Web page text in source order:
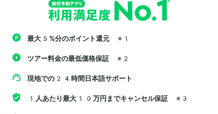
最大5%分のポイント還元 ※1
ツアー料金の最低価格保証 ※2
現地での24時間日本語サポート
1人あたり最大10万円までキャンセル保証 ※3